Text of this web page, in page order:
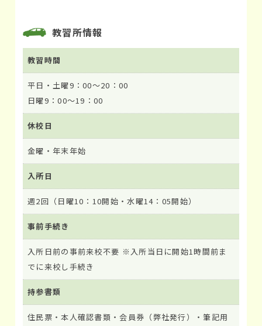
教習所情報
教習時間
平日・土曜9：00～20：00
日曜9：00～19：00
休校日
金曜・年末年始
入所日
週2回（日曜10：10開始・水曜14：05開始）
事前手続き
入所日前の事前来校不要 ※入所当日に開始1時間前ま
でに来校し手続き
持参書類
住民票・本人確認書類・会員券（弊社発行）・筆記用